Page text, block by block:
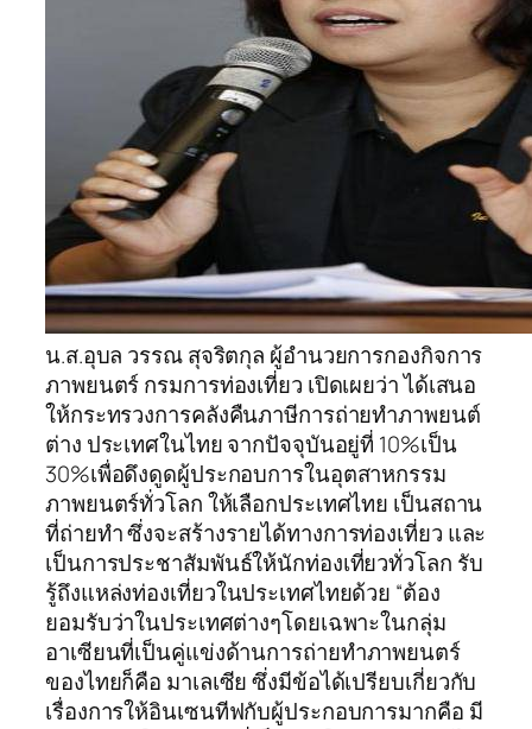
น.ส.อุบล วรรณ สุจริตกุล ผู้อำนวยการกองกิจการ
ภาพยนตร์ กรมการท่องเที่ยว เปิดเผยว่า ได้เสนอ
ให้กระทรวงการคลังคืนภาษีการถ่ายทำภาพยนต์
ต่าง ประเทศในไทย จากปัจจุบันอยู่ที่ 10%เป็น
30%เพื่อดึงดูดผู้ประกอบการในอุตสาหกรรม
ภาพยนตร์ทั่วโลก ให้เลือกประเทศไทย เป็นสถาน
ที่ถ่ายทำ ซึ่งจะสร้างรายได้ทางการท่องเที่ยว และ
เป็นการประชาสัมพันธ์ให้นักท่องเที่ยวทั่วโลก รับ
รู้ถึงแหล่งท่องเที่ยวในประเทศไทยด้วย “ต้อง
ยอมรับว่าในประเทศต่างๆโดยเฉพาะในกลุ่ม
อาเซียนที่เป็นคู่แข่งด้านการถ่ายทำภาพยนตร์
ของไทยก็คือ มาเลเซีย ซึ่งมีข้อได้เปรียบเกี่ยวกับ
เรื่องการให้อินเซนทีฟกับผู้ประกอบการมากคือ มี